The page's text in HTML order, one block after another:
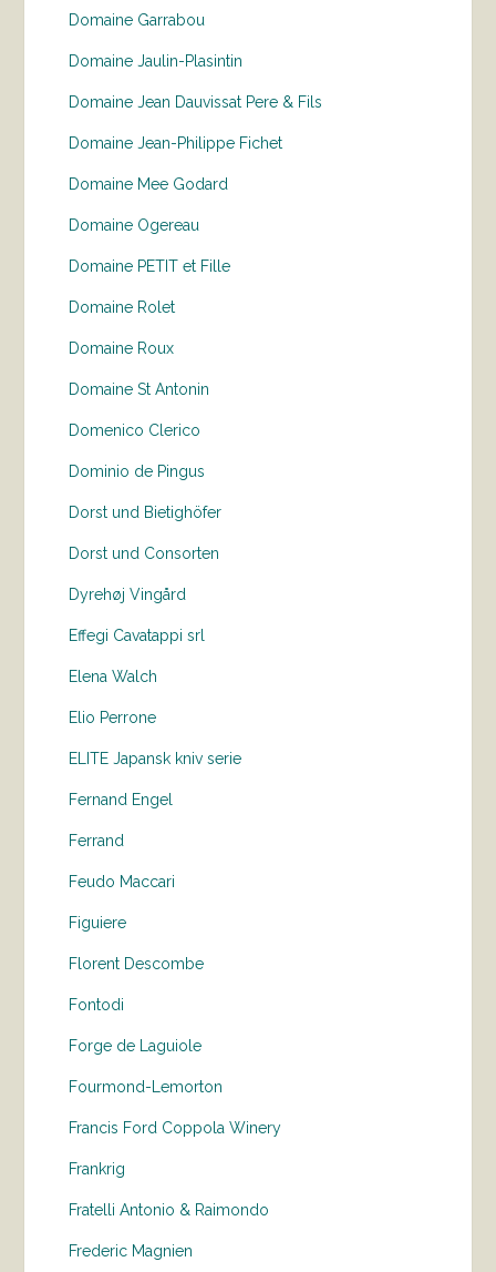
Domaine Garrabou
Domaine Jaulin-Plasintin
Domaine Jean Dauvissat Pere & Fils
Domaine Jean-Philippe Fichet
Domaine Mee Godard
Domaine Ogereau
Domaine PETIT et Fille
Domaine Rolet
Domaine Roux
Domaine St Antonin
Domenico Clerico
Dominio de Pingus
Dorst und Bietighöfer
Dorst und Consorten
Dyrehøj Vingård
Effegi Cavatappi srl
Elena Walch
Elio Perrone
ELITE Japansk kniv serie
Fernand Engel
Ferrand
Feudo Maccari
Figuiere
Florent Descombe
Fontodi
Forge de Laguiole
Fourmond-Lemorton
Francis Ford Coppola Winery
Frankrig
Fratelli Antonio & Raimondo
Frederic Magnien